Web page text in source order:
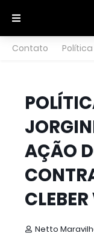
Contato
AÇÃO
Netto